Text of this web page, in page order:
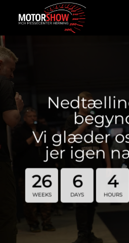
Vi glæder
jer igen
26
WEEKS
6
DAYS
4
HOURS